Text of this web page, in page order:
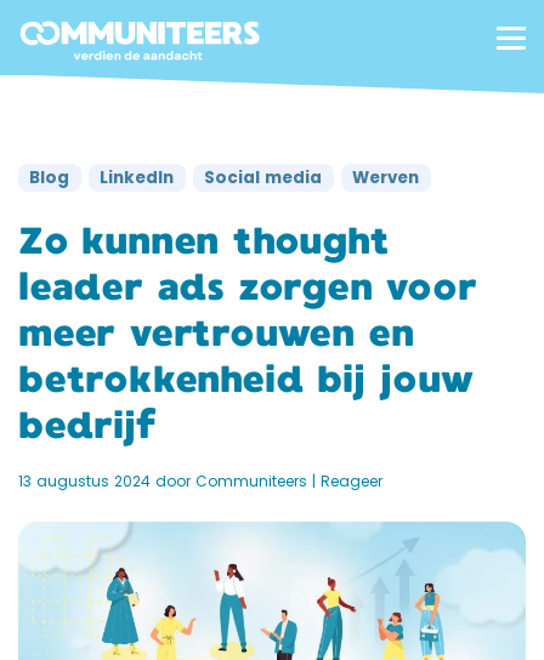
Blog LinkedIn Social media Werven
Zo kunnen thought
leader ads zorgen voor
meer vertrouwen en
betrokkenheid bij jouw
bedrijf
13 augustus 2024 door Communiteers | Reageer